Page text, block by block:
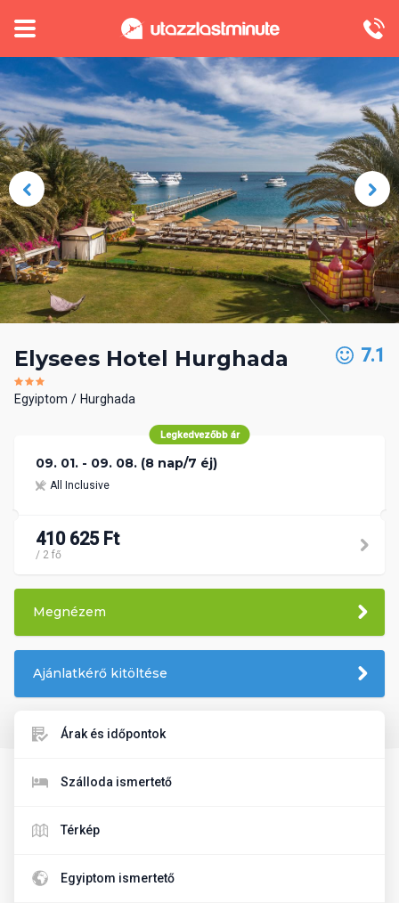
Elysees Hotel Hurghada
Egyiptom Hurghada
7.1
Legkedvezőbb ár
09. 01. - 09. 08. (8 nap/7 éj)
All Inclusive
410 625 Ft
/ 2 fő
Megnézem
Ajánlatkérő kitöltése
Árak és időpontok
Szálloda ismertető
Térkép
Egyiptom ismertető